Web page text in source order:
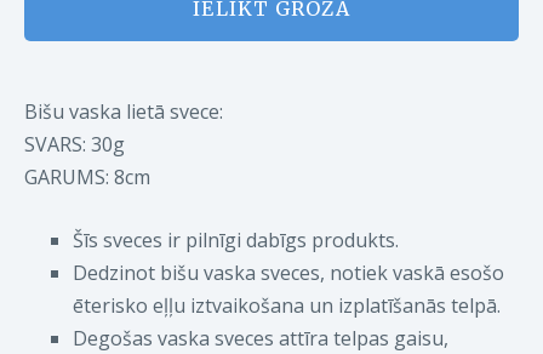
IELIKT GROZĀ
Bišu vaska lietā svece:
SVARS: 30g
GARUMS: 8cm
Šīs sveces ir pilnīgi dabīgs produkts.
Dedzinot bišu vaska sveces, notiek vaskā esošo
ēterisko eļļu iztvaikošana un izplatīšanās telpā.
Degošas vaska sveces attīra telpas gaisu,